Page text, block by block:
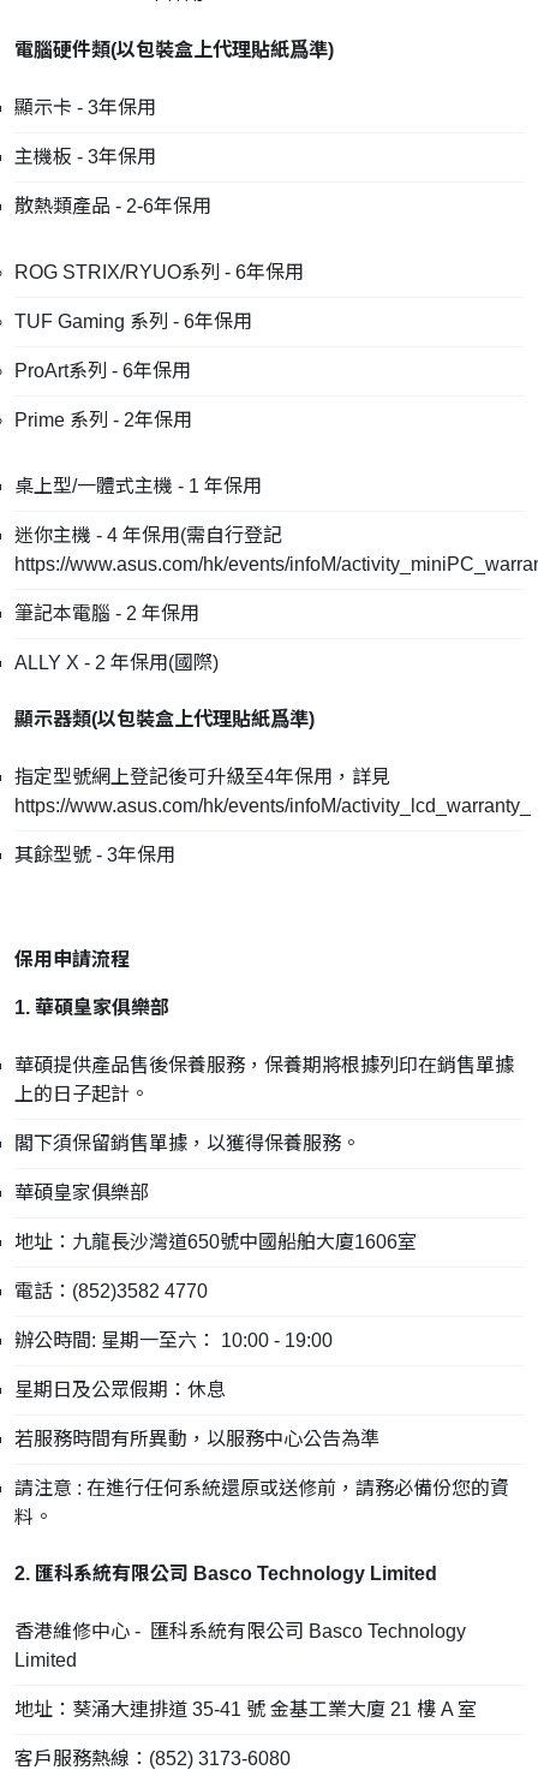
電腦硬件類(以包裝盒上代理貼紙爲準)
顯示卡 - 3年保用
主機板 - 3年保用
散熱類產品 - 2-6年保用
ROG STRIX/RYUO系列 - 6年保用
TUF Gaming 系列 - 6年保用
ProArt系列 - 6年保用
Prime 系列 - 2年保用
桌上型/一體式主機 - 1 年保用
迷你主機 - 4 年保用(需自行登記
https://www.asus.com/hk/events/infoM/
筆記本電腦 - 2 年保用
ALLY X - 2 年保用(國際)
顯示器類(以包裝盒上代理貼紙爲準)
指定型號網上登記後可升級至4年保用，詳見
https://www.asus.com/hk/events/infoM/activity_lcd_warranty_
其餘型號 - 3年保用
保用申請流程
1. 華碩皇家俱樂部
華碩提供產品售後保養服務，保養期將根據列印在銷售單據
上的日子起計。
閣下須保留銷售單據，以獲得保養服務。
華碩皇家俱樂部
地址：九龍長沙灣道650號中國船舶大廈1606室
電話：(852)3582 4770
辦公時間: 星期一至六： 10:00 - 19:00
星期日及公眾假期：休息
若服務時間有所異動，以服務中心公告為準
請注意 : 在進行任何系統還原或送修前，請務必備份您的資
料。
2. 匯科系統有限公司 Basco Technology Limited
香港維修中心 - 匯科系統有限公司 Basco Technology
Limited
地址：葵涌大連排道 35-41 號 金基工業大廈 21 樓 A 室
客戶服務熱線：(852) 3173-6080